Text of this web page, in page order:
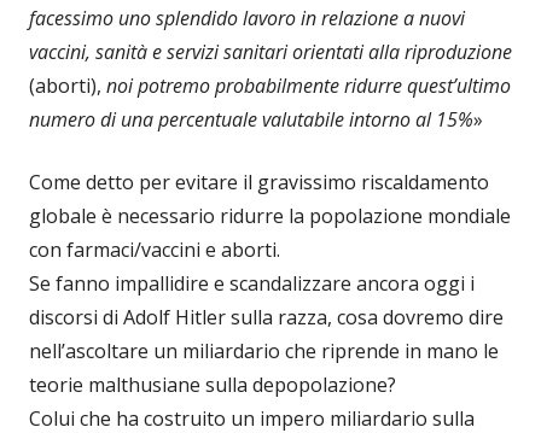
facessimo uno splendido lavoro in relazione a nuovi
vaccini, sanità e servizi sanitari orientati alla riproduzione
(aborti), noi potremo probabilmente ridurre quest’ultimo
numero di una percentuale valutabile intorno al 15%»
Come detto per evitare il gravissimo riscaldamento
globale è necessario ridurre la popolazione mondiale
con farmaci/vaccini e aborti.
Se fanno impallidire e scandalizzare ancora oggi i
discorsi di Adolf Hitler sulla razza, cosa dovremo dire
nell’ascoltare un miliardario che riprende in mano le
teorie malthusiane sulla depopolazione?
Colui che ha costruito un impero miliardario sulla